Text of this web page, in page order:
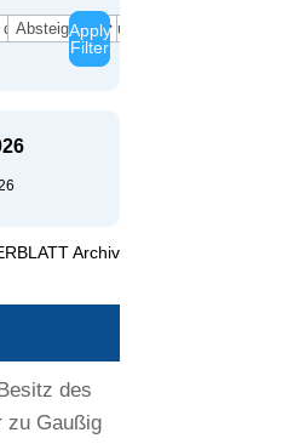
Apply
Filter
Archiv
des
zu Gaußig